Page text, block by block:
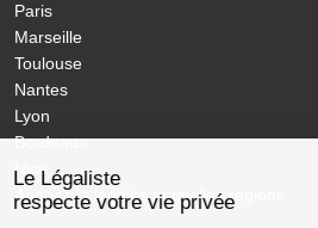
Le Légaliste
respecte votre vie privée
Paris
Marseille
Toulouse
Nantes
Lyon
Bordeaux
Nice
Annonces légales nouvelles régions